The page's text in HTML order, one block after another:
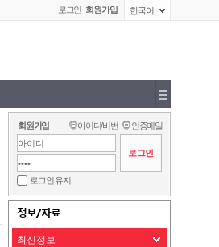
로그인 회원가입 한국어
회원가입 아이디/비번 인증메일
로그인 유지
정보/자료
최신정보